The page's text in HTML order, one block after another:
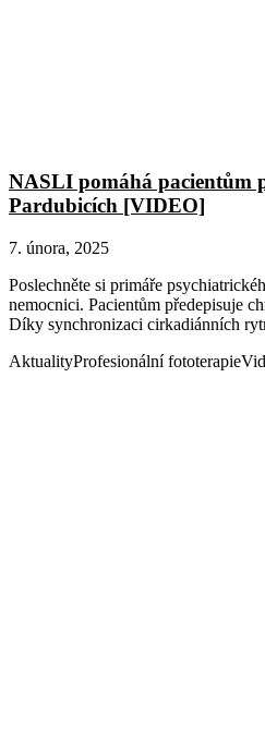
NASLI pomáhá pacientům
Pardubicích [VIDEO]
7. února, 2025
Poslechněte si primáře
nemocnici. Pacientům předepisuje
Díky synchronizaci cirkadiánních
AktualityProfesionální fototerapie